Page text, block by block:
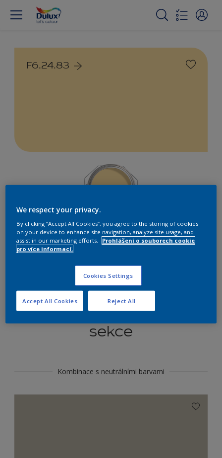
F6.24.83
Najít výrobek v tomto odstínu
Koordinovat barevné
sekce
Kombinace s neutrálními barvami
We respect your privacy.
By clicking “Accept All Cookies”, you agree to the storing of cookies
on your device to enhance site navigation, analyze site usage, and
assist in our marketing efforts.
Prohlášení o souborech cookie
pro více informací.
Cookies Settings
Reject All
Accept All Cookies